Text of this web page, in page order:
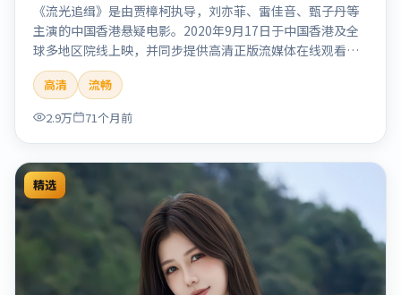
《流光追缉》是由贾樟柯执导，刘亦菲、雷佳音、甄子丹等
主演的中国香港悬疑电影。2020年9月17日于中国香港及全
球多地区院线上映，并同步提供高清正版流媒体在线观看。
剧情与看点：悬念层层推进，线索相互勾连，结局出人意
料，适合推理爱好者。本片适合检索「流光追缉」「贾樟
柯」「悬疑」「中国香港」「2020」「2020-09-17上映」等
关键词的影迷阅读简介与主创信息。
高清
流畅
2.9万
71个月前
精选